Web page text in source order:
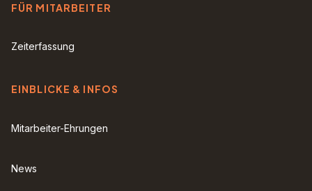
FÜR MITARBEITER
Zeiterfassung
EINBLICKE & INFOS
Mitarbeiter-Ehrungen
News